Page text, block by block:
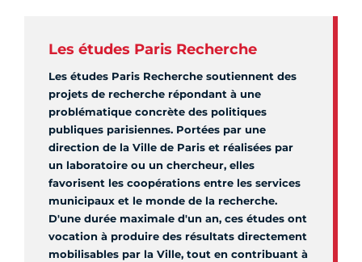
Les études Paris Recherche
Les études Paris Recherche soutiennent des
projets de recherche répondant à une
problématique concrète des politiques
publiques parisiennes. Portées par une
direction de la Ville de Paris et réalisées par
un laboratoire ou un chercheur, elles
favorisent les coopérations entre les services
municipaux et le monde de la recherche.
D'une durée maximale d'un an, ces études ont
vocation à produire des résultats directement
mobilisables par la Ville, tout en contribuant à